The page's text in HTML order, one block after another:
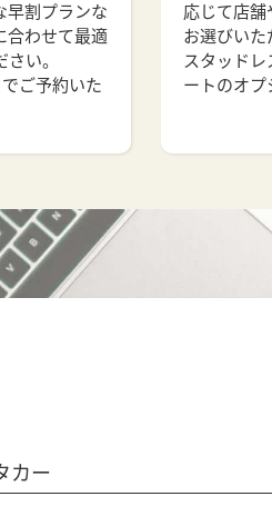
早割プランな
合わせて最適
い。
ご予約いた
応じて店舗
お選びいた
スタッド
ートのオプ
カー